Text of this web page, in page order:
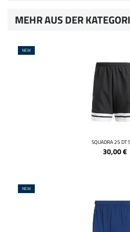
MEHR AUS DER
NEW
SQUADRA 25 DT
30,00€
NEW